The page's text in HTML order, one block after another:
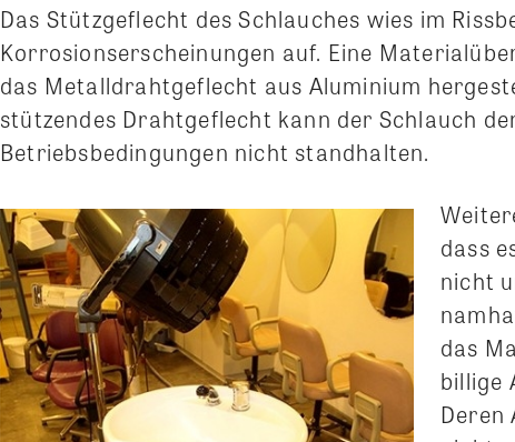
Das Stützgeflecht des Schlauches wies im
Korrosionserscheinungen auf. Eine
das Metalldrahtgeflecht aus Aluminium
stützendes Drahtgeflecht kann der Schlauch
Betriebsbedingungen nicht standhalten.
dass
nicht
das
billige
Deren